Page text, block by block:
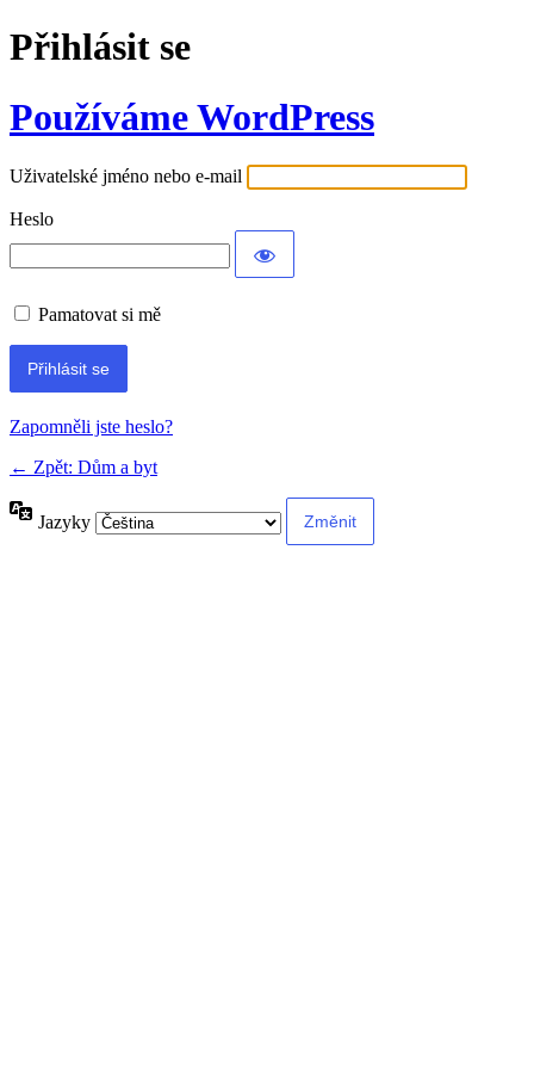
Přihlásit se
Používáme WordPress
Uživatelské jméno nebo e-mail
Heslo
Pamatovat si mě
Alternative:
Zapomněli jste heslo?
← Zpět: Dům a byt
Jazyky